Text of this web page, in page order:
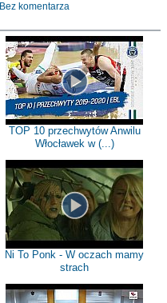
Bez komentarza
TOP 10 przechwytów Anwilu
Włocławek w (...)
Ni To Ponk - W oczach mamy
strach